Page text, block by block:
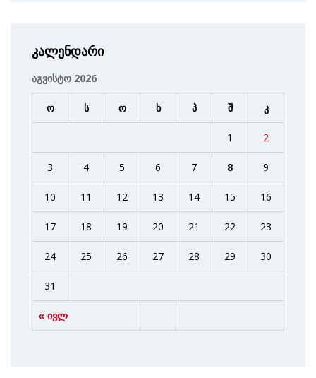
კალენდარი
აგვისტო 2026
ო ს ო ხ პ შ კ
« ივლ
1 2
3 4 5 6 7 8 9
10 11 12 13 14 15 16
17 18 19 20 21 22 23
24 25 26 27 28 29 30
31